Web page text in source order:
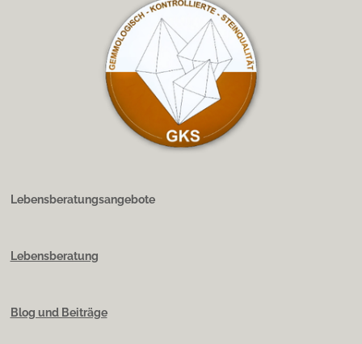
Lebensberatungsangebote
Lebensberatung
Blog und Beiträge